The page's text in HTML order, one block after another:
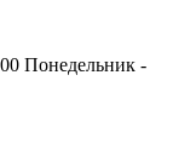
Понедельник -